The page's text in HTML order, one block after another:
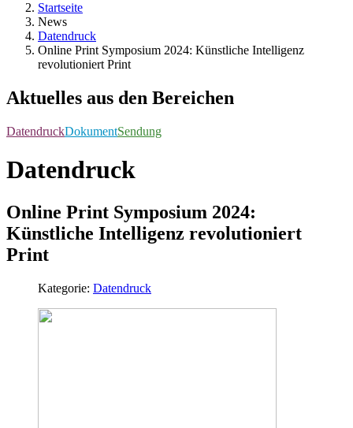
Startseite
News
Datendruck
Online Print Symposium 2024: Künstliche Intelligenz
revolutioniert Print
Aktuelles aus den Bereichen
DatendruckDokumentSendung
Datendruck
Online Print Symposium 2024:
Künstliche Intelligenz revolutioniert
Print
Kategorie: Datendruck